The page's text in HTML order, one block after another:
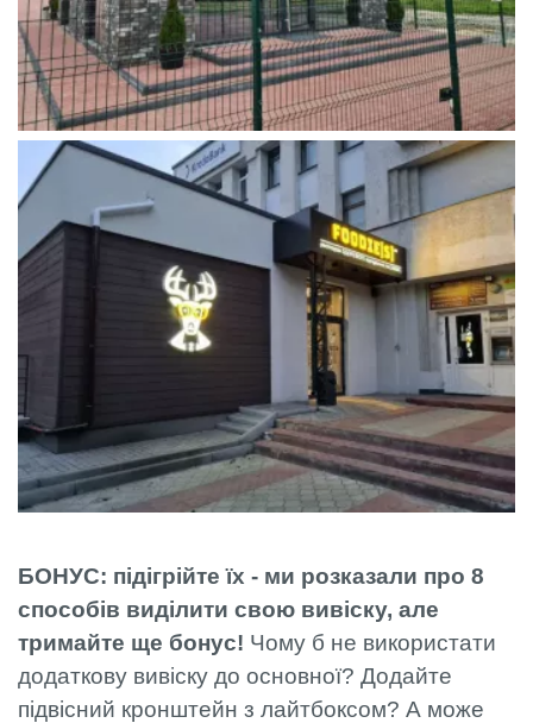
БОНУС: підігрійте їх - ми розказали про 8
способів виділити свою вивіску, але
тримайте ще бонус! Чому б не використати
додаткову вивіску до основної? Додайте
підвісний кронштейн з лайтбоксом? А може